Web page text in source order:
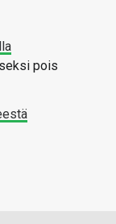
pois